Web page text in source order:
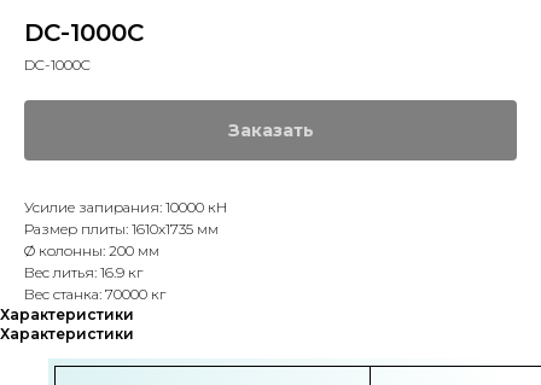
DC-1000C
DC-1000C
Заказать
Усилие запирания: 10000 кН
Размер плиты: 1610х1735 мм
Ø колонны: 200 мм
Вес литья: 16.9 кг
Вес станка: 70000 кг
Характеристики
Характеристики